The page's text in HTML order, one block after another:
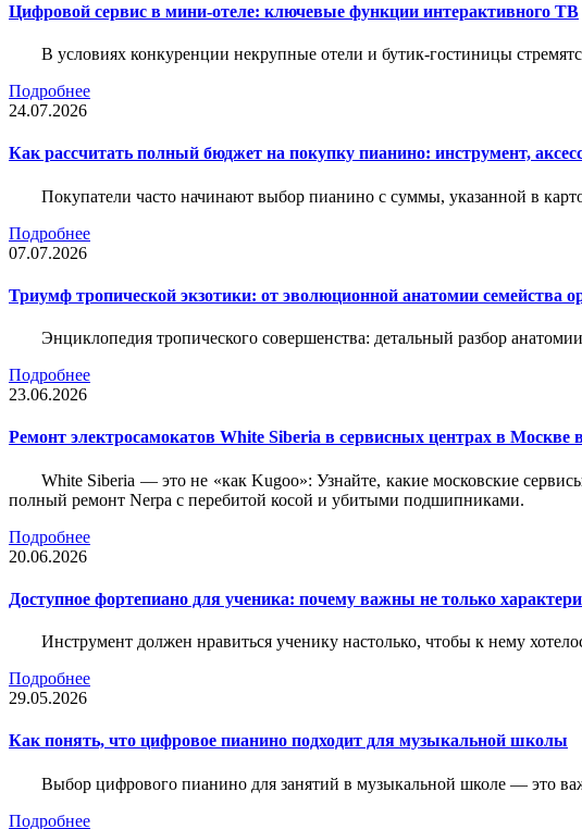
Цифровой сервис в мини-отеле: ключевые функции интерактивного ТВ
В условиях конкуренции некрупные отели и бутик-гостиницы
Подробнее
24.07.2026
Как рассчитать полный бюджет на покупку пианино: инструмент,
Покупатели часто начинают выбор пианино с суммы, указанной в
Подробнее
07.07.2026
Триумф тропической экзотики: от эволюционной анатомии семейства
Энциклопедия тропического совершенства: детальный разбор
Подробнее
23.06.2026
Ремонт электросамокатов White Siberia в сервисных центрах в Москве
White Siberia — это не «как Kugoo»: Узнайте, какие московские
полный ремонт Nerpa с перебитой косой и убитыми подшипниками.
Подробнее
20.06.2026
Доступное фортепиано для ученика: почему важны не только
Инструмент должен нравиться ученику настолько, чтобы к нему
Подробнее
29.05.2026
Как понять, что цифровое пианино подходит для музыкальной школы
Выбор цифрового пианино для занятий в музыкальной школе — это
Подробнее